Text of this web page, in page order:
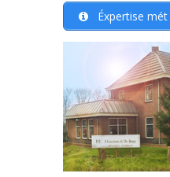
Éxpertise